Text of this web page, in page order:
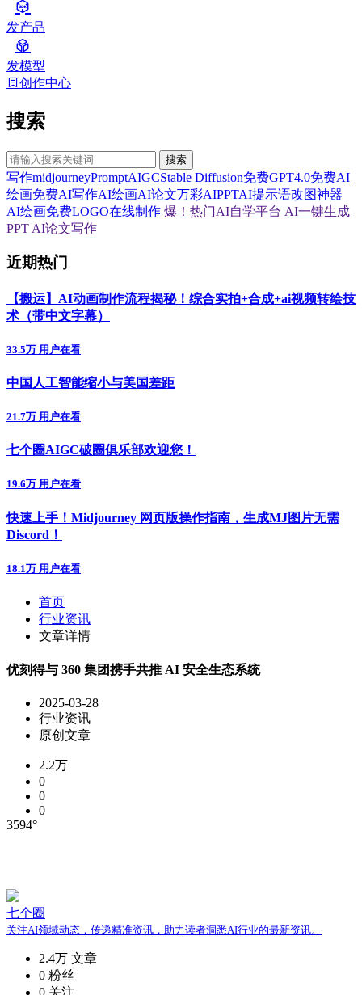
发产品
发模型
创作中心
搜索
搜索
写作midjourneyPromptAIGCStable Diffusion免费GPT4.0免费AI
绘画免费AI写作AI绘画AI论文万彩AIPPTAI提示语改图神器
AI绘画免费LOGO在线制作 爆！热门AI自学平台 AI一键生成
PPT AI论文写作
近期热门
【搬运】AI动画制作流程揭秘！综合实拍+合成+ai视频转绘技
术（带中文字幕）
33.5万 用户在看
中国人工智能缩小与美国差距
21.7万 用户在看
七个圈AIGC破圈俱乐部欢迎您！
19.6万 用户在看
快速上手！Midjourney 网页版操作指南，生成MJ图片无需
Discord！
18.1万 用户在看
首页
行业资讯
文章详情
优刻得与 360 集团携手共推 AI 安全生态系统
2025-03-28
行业资讯
原创文章
2.2万
0
0
0
3594°
七个圈
关注AI领域动态，传递精准资讯，助力读者洞悉AI行业的最新资讯。
2.4万 文章
0 粉丝